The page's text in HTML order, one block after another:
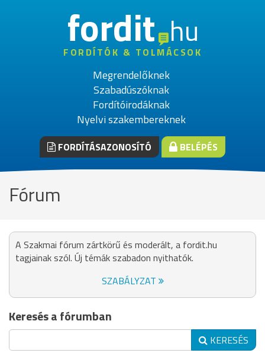
fordithu
FORDÍTÓK & TOLMÁCSOK
Megrendelőknek
Szabadúszóknak
Fordítóirodáknak
Nyelvi szakembereknek
FORDÍTÁSAZONOSÍTÓ BELÉPÉS
Fórum
A Szakmai fórum zártkörű és moderált, a fordit.hu
tagjainak szól. Új témák szabadon nyithatók.
SZABÁLYZAT
Keresés a fórumban
KERESÉS